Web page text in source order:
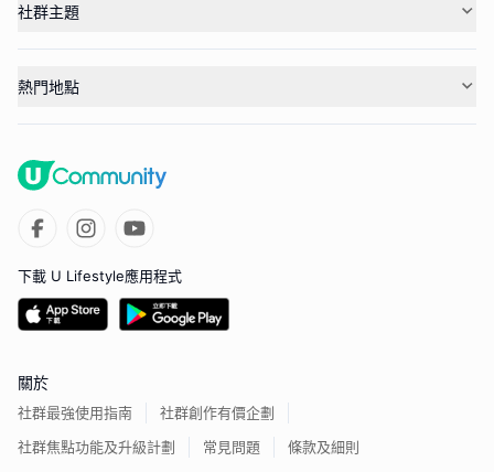
社群主題
熱門地點
下載 U Lifestyle應用程式
關於
社群最強使用指南
社群創作有價企劃
社群焦點功能及升級計劃
常見問題 條款及細則